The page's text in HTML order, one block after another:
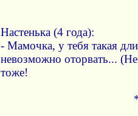
Настенька (4 года):
- Мамочка, у тебя такая
невозможно оторвать...
тоже!